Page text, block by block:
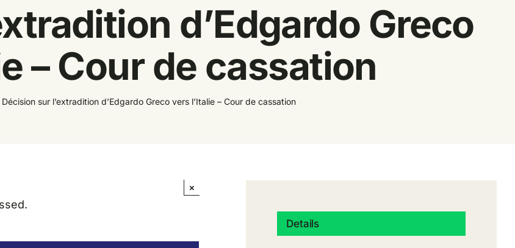
d’Edgardo Greco
– Cour de cassation
Décision sur l’extradition d’Edgardo Greco vers l’Italie – Cour de cassation
×
Details